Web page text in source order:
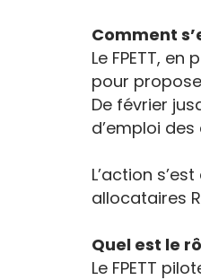
Comment
Le FPETT,
pour
De février
d’emploi
L’action
allocataires
Quel est le
Le FPETT